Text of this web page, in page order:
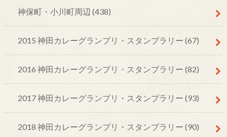
神保町・小川町周辺 (438)
2015 神田カレーグランプリ・スタンプラリー (67)
2016 神田カレーグランプリ・スタンプラリー (82)
2017 神田カレーグランプリ・スタンプラリー (93)
2018 神田カレーグランプリ・スタンプラリー (90)